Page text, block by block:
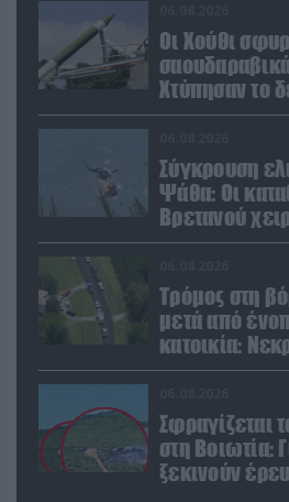
Οι Χούθι
Χτύπησαν το
ημέρα στην
Σύγκρουση
Ψάθα: Οι
Βρετανού
Έλληνα
Τρόμος στη
μετά από
κατοικία:
οικογένειας
Σφραγίζεται
στη Βοιωτία:
ξεκινούν